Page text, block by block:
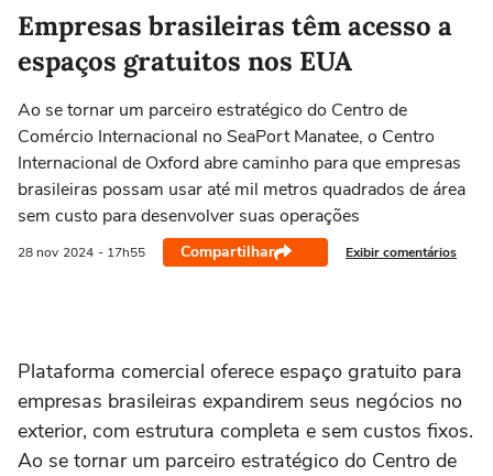
Empresas brasileiras têm acesso a
espaços gratuitos nos EUA
Ao se tornar um parceiro estratégico do Centro de
Comércio Internacional no SeaPort Manatee, o Centro
Internacional de Oxford abre caminho para que empresas
brasileiras possam usar até mil metros quadrados de área
sem custo para desenvolver suas operações
28 nov 2024 - 17h55 Compartilhar Exibir comentários
Plataforma comercial oferece espaço gratuito para
empresas brasileiras expandirem seus negócios no
exterior, com estrutura completa e sem custos fixos.
Ao se tornar um parceiro estratégico do Centro de